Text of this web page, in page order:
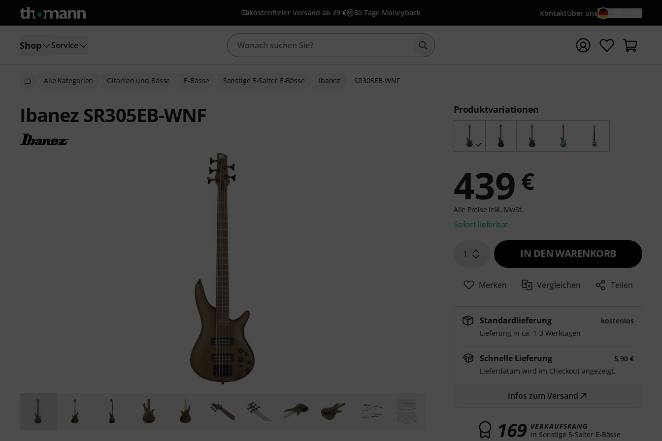
kostenfreier Versand ab 29 € 30 Tage Moneyback KontaktÜber uns
Shop Service Suche mit Suchwort {searchTerm} starten
Alle Kategorien Gitarren und Bässe E-Bässe Sonstige 5-Saiter E-Bässe Ibanez SR305EB-WNF
Ibanez SR305EB-WNF Produktvariationen
439 €
Alle Preise inkl. MwSt.
Sofort lieferbar
1 IN DEN WARENKORB
Merken Vergleichen Teilen
Standardlieferung
kostenlos
Lieferung in ca. 1-3 Werktagen
Schnelle Lieferung
5,90 €
Lieferdatum wird im Checkout angezeigt.
Infos zum Versand
169 VERKAUFSRANG
in Sonstige 5-Saiter E-Bässe